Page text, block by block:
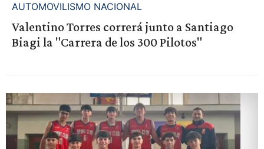
AUTOMOVILISMO NACIONAL
Valentino Torres correrá junto a Santiago
Biagi la "Carrera de los 300 Pilotos"